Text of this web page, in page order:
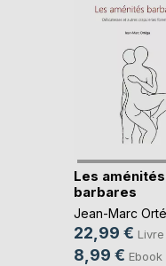
Les aménités
barbares
Jean-Marc
22,99 € Livre
8,99 € Ebook